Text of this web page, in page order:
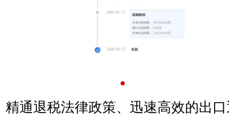
精通退税法律政策、迅速高效的出